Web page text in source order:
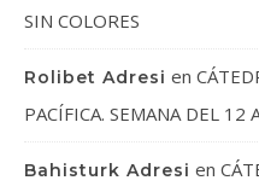
SIN COLORES
Rolibet Adresi en
PACÍFICA. SEMANA DEL 12
Bahisturk Adresi en